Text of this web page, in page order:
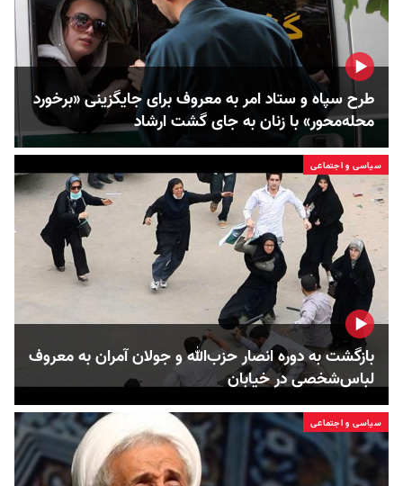
طرح سپاه و ستاد امر به معروف برای جایگزینی «برخورد
محله‌محور» با زنان به جای گشت ارشاد
سیاسی و اجتماعی
بازگشت به دوره انصار حزب‌الله و جولان آمران به معروف
لباس‌شخصی در خیابان
سیاسی و اجتماعی